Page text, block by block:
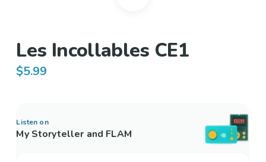
Les Incollables CE1
$5.99
Listen on
My Storyteller and FLAM